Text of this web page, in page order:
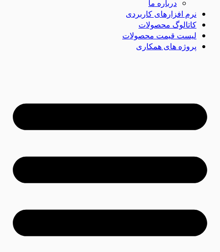
درباره ما
نرم افزارهای کاربردی
کاتالوگ محصولات
لیست قیمت محصولات
پروژه های همکاری